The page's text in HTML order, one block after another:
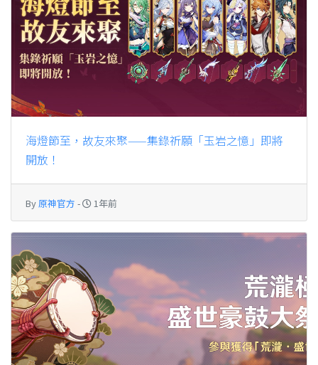
海燈節至，故友來聚——集錄祈願「玉岩之憶」即將
開放！
By原神官方 - 1年前